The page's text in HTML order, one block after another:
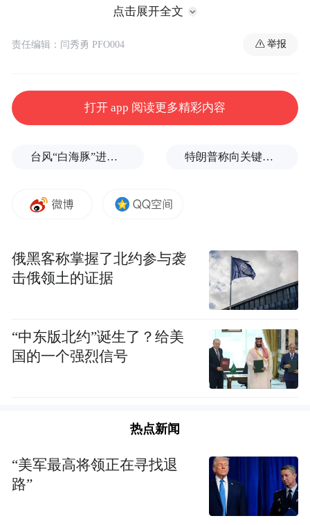
2026年5月6日至6月6日，金陵礼佛文化月期
间，佛顶骨舍利将连续31天公开瞻礼。
是一扇为亿万众生敞开的、通往觉悟的门。
舍利是什么？
舍利，梵语śarīra，本义是“遗骨”。但佛教语
《金光明经》卷四云：“舍利者，是戒、定、
慧之所熏修，甚难可得，最上福田。”
它不是普通的遗骨。佛与众生，同样四大和
合、五蕴假有，但佛以三大阿僧祇劫修习六
恼习气，故涅槃后所遗舍利，乃无漏功德之
所成就。
众生之骨，是业力所感，有生有灭，终归尘
点击展开全文
责任编辑：闫秀勇 PFO004 举报
打开 app 阅读更多精彩内容
台风“白海豚”进入24小时警戒线，最新登陆点预判 特朗普称向关键矿产投资30亿美元
俄黑客称掌握了北约参与袭
击俄领土的证据
“中东版北约”诞生了？给美
国的一个强烈信号
热点新闻
“美军最高将领正在寻找退
路”